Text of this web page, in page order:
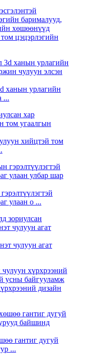
цэцэрлэгийн
ханын урлагийн
...
хийцтэй том
улаан o ...
чулуун агат
дизайн
гантиг дугуй
...